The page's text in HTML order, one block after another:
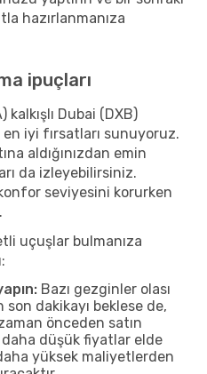
hazırlanmanıza
ipuçları
Dubai (DXB)
iyi fırsatları sunuyoruz.
aldığınızdan emin
da izleyebilirsiniz.
seviyesini korurken
uçuşlar bulmanıza
Bazı gezginler olası
dakikayı beklese de,
önceden satın
daha düşük fiyatlar elde
yüksek maliyetlerden